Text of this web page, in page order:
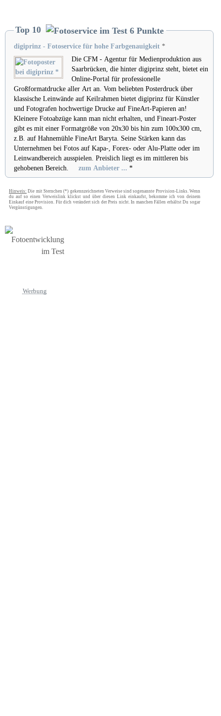
Top 10
digiprinz - Fotoservice für hohe Farbgenauigkeit *
Die CFM - Agentur für Medienproduktion aus
Saarbrücken, die hinter digiprinz steht, bietet ein
Online-Portal für professionelle
Großformatdrucke aller Art an. Vom beliebten Posterdruck über
klassische Leinwände auf Keilrahmen bietet digiprinz für Künstler
und Fotografen hochwertige Drucke auf FineArt-Papieren an!
Kleinere Fotoabzüge kann man nicht erhalten, und Fineart-Poster
gibt es mit einer Formatgröße von 20x30 bis hin zum 100x300 cm,
z.B. auf Hahnemühle FineArt Baryta. Seine Stärken kann das
Unternehmen bei Fotos auf Kapa-, Forex- oder Alu-Platte oder im
Leinwandbereich ausspielen. Preislich liegt es im mittleren bis
gehobenen Bereich. zum Anbieter ... *
Hinweis: Die mit Sternchen (*) gekennzeichneten Verweise sind sogenannte Provision-Links. Wenn
du auf so einen Verweislink klickst und über diesen Link einkaufst, bekomme ich von deinem
Einkauf eine Provision. Für dich verändert sich der Preis nicht. In manchen Fällen erhältst Du sogar
Vergünstigungen.
Werbung